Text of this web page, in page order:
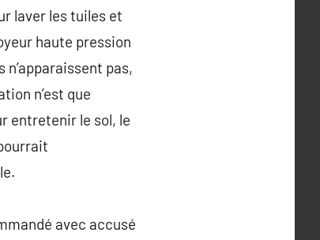
laver les tuiles et
haute pression
pas,
n’est que
entretenir le sol, le
avec accusé